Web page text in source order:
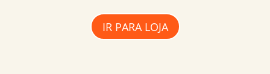
IR PARA LOJA